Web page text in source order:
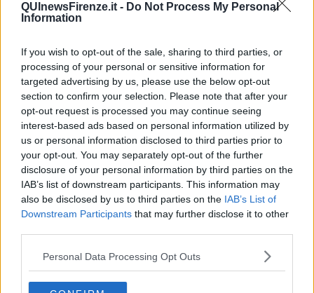
QUInewsFirenze.it - Do Not Process My Personal
Information
If you wish to opt-out of the sale, sharing to third parties, or
processing of your personal or sensitive information for
targeted advertising by us, please use the below opt-out
section to confirm your selection. Please note that after your
opt-out request is processed you may continue seeing
interest-based ads based on personal information utilized by
us or personal information disclosed to third parties prior to
your opt-out. You may separately opt-out of the further
disclosure of your personal information by third parties on the
IAB’s list of downstream participants. This information may
also be disclosed by us to third parties on the IAB’s List of
Downstream Participants that may further disclose it to other
Personal Data Processing Opt Outs
Accolta e premiata la preside Usa licenziata per le
Il Capodanno toscano tra cultura e arte
Il Vasari tradotto, l'ultimo volume
Icone dell'uomo, il vademecum dell'arte fiorentina
Marcello Guasti disegna Firenze... su una torta
Voci fiorentine per scoprire l'Accademia
A Santa Croce nuovi vertici all'Opera
Santa Croce simbolo della ripartenza post Covid
Il monumento al primo straniero ritrova splendore